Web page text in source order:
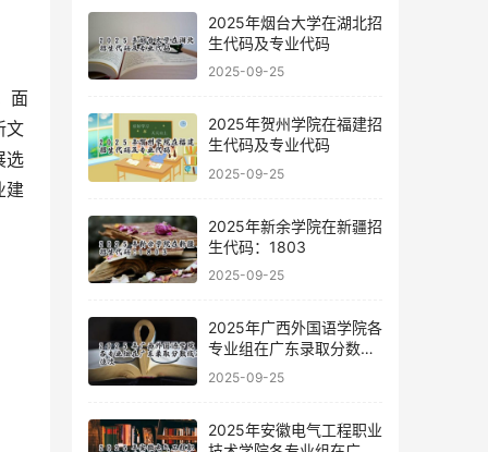
面
文
选
建
2025年烟台大学在湖北招
生代码及专业代码
2025-09-25
2025年贺州学院在福建招
生代码及专业代码
2025-09-25
2025年新余学院在新疆招
生代码：1803
2025-09-25
2025年广西外国语学院各
专业组在广东录取分数线
及位次
2025-09-25
2025年安徽电气工程职业